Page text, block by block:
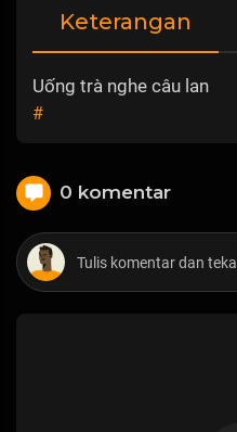
Keterangan
Uống trà nghe câu lan
#
0 komentar